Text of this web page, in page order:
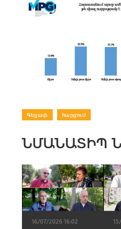
Գելլափ հարցում
ՆՄԱՆԱՏԻՊ
16/07/2026 16:02